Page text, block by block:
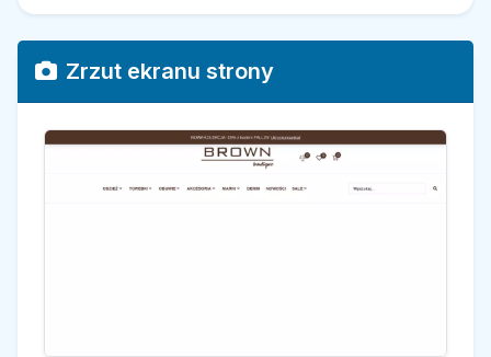
Zrzut ekranu strony